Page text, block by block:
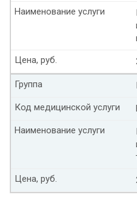
Наименование услуги
Цена, руб.
Группа
Код медицинской услуги
Наименование услуги
Цена, руб.